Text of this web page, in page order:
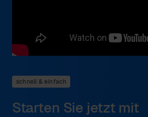
schnell & einfach
Starten Sie jetzt mit